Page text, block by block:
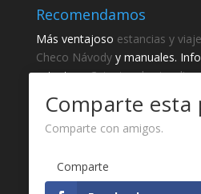
Recomendamos
Más ventajoso estancias y
Checo Návodyy manuales.
catastro -Catastro de
Cómo registrarse pararecibos
Gracias
Fotografie zPixabay
Comparte esta
Comparte con amigos.
Comparte